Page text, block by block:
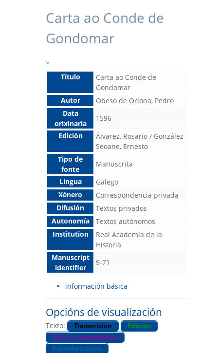
Carta ao Conde de
Gondomar
>
Título
Carta ao Conde de
Gondomar
Autor
Obeso de Oriona, Pedro
Data
orixinaria
1596
Edición
Álvarez, Rosario / González
Seoane, Ernesto
Tipo de
fonte
Manuscrita
Lingua
Galego
Xénero
Correspondencia privada
Difusión
Textos privados
Autonomía
Textos autónomos
Institution
Real Academia de la
Historia
Manuscript
identifier
9-71
información básica
Opcións de visualización
Texto: Transcrición
Edición
Edición interpretativa
Estandarización